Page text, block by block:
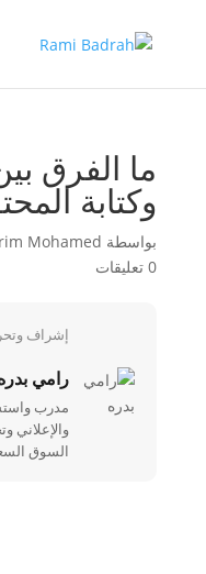
ما الفرق
وكتابة
بواسطة Mohamed
0 تعليقات
إشراف
رامي
مدرب
السوق